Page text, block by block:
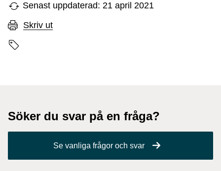
Senast uppdaterad: 21 april 2021
Skriv ut
Sidans etiketter
Söker du svar på en fråga?
Se vanliga frågor och svar